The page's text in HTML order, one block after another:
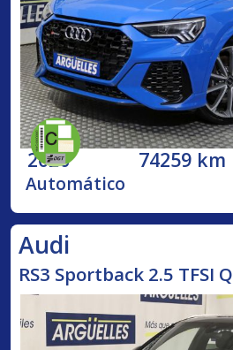
2020 74259 km
Automático
Audi
RS3 Sportback 2.5 TFSI